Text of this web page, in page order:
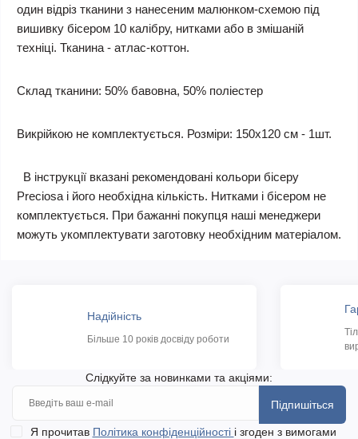
один відріз тканини з нанесеним малюнком-схемою під
вишивку бісером 10 калібру, нитками або в змішаній
техніці. Тканина - атлас-коттон.
Склад тканини: 50% бавовна, 50% поліестер
Викрійкою не комплектується. Розміри: 150х120 см - 1шт.
В інструкції вказані рекомендовані кольори бісеру
Preciosa і його необхідна кількість. Нитками і бісером не
комплектується. При бажанні покупця наші менеджери
можуть укомплектувати заготовку необхідним матеріалом.
Надійність
Більше 10 років досвіду роботи
Слідкуйте за новинками та акціями:
Підпишіться
Я прочитав Політика конфіденційності і згоден з вимогами